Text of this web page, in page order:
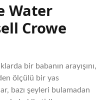
Water
Crowe
bir babanın arayışını,
ölçülü bir yas
bazı şeyleri bulamadan